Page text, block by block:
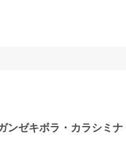
ンゼキボラ・カラシミ